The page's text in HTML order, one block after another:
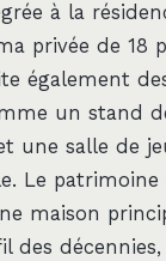
à la
privée de 18
également
un stand
une salle de
Le patrimoine
maison
des